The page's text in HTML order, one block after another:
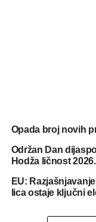
Opada broj novih
Održan Dan
Hodža ličnost
EU:
lica ostaje ključni